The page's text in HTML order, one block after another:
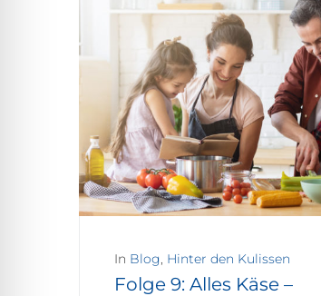
In Blog, Hinter den Kulissen
Folge 9: Alles Käse –